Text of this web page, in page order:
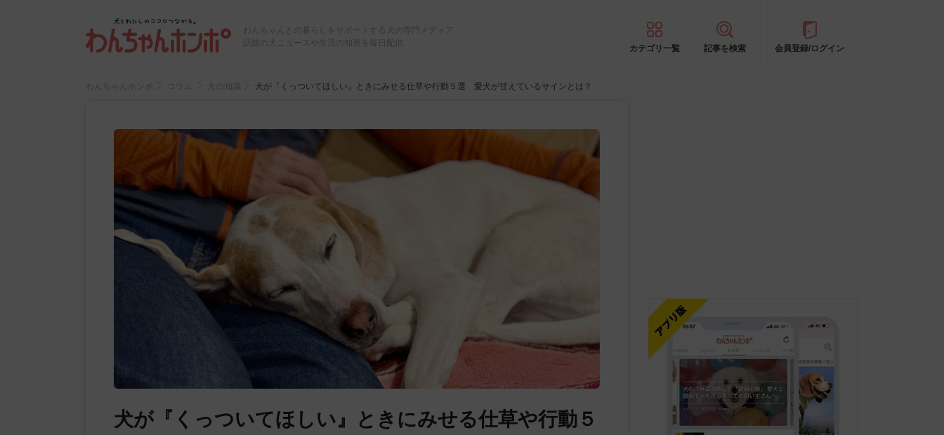
わんちゃんとの暮らしをサポートする犬の専門メディア
話題の犬ニュースや生活の知恵を毎日配信
カテゴリ一覧 記事を検索 会員登録/ログイン
わんちゃんホンポ コラム 犬の知識 犬が『くっついてほしい』ときにみせる仕草や行動５選 愛犬が甘えているサインとは？
犬が『くっついてほしい』ときにみせる仕草や行動５